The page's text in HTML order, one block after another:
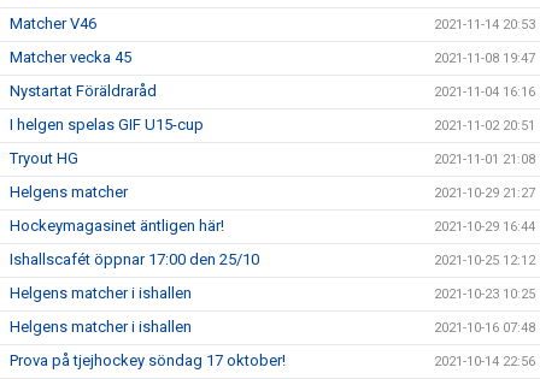
Matcher V46 2021-11-14 20:53
Matcher vecka 45 2021-11-08 19:47
Nystartat Föräldraråd 2021-11-04 16:16
I helgen spelas GIF U15-cup 2021-11-02 20:51
Tryout HG 2021-11-01 21:08
Helgens matcher 2021-10-29 21:27
Hockeymagasinet äntligen här! 2021-10-29 16:44
Ishallscafét öppnar 17:00 den 25/10 2021-10-25 12:12
Helgens matcher i ishallen 2021-10-23 10:25
Helgens matcher i ishallen 2021-10-16 07:48
Prova på tjejhockey söndag 17 oktober! 2021-10-14 22:56